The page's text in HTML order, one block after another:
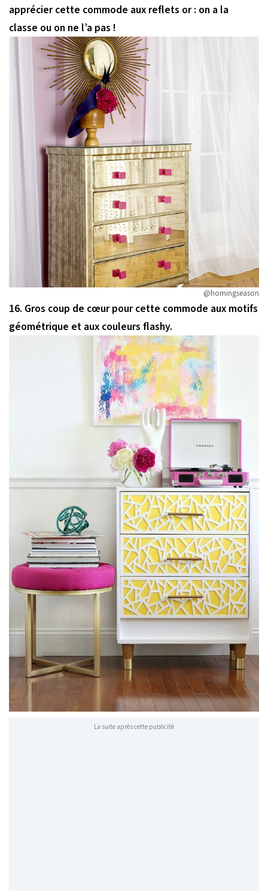
apprécier cette commode aux reflets or : on a la
classe ou on ne l’a pas !
@homingseason
16. Gros coup de cœur pour cette commode aux motifs
géométrique et aux couleurs flashy.
La suite après cette publicité